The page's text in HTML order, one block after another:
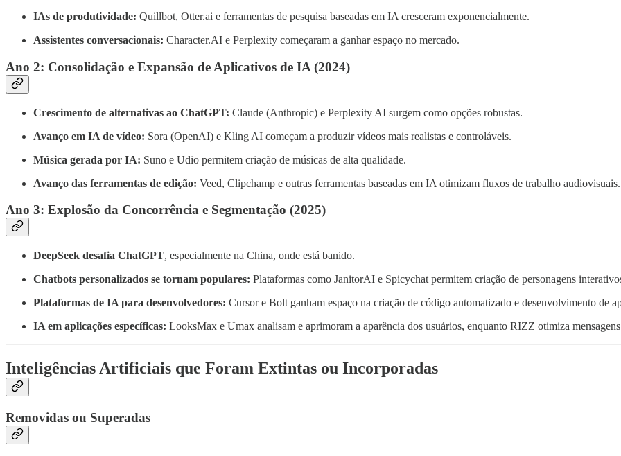
IAs de produtividade: Quillbot, Otter.ai e ferramentas de pesquisa baseadas em IA cresceram exponencialmente.
Assistentes conversacionais: Character.AI e Perplexity começaram a ganhar espaço no mercado.
Ano 2: Consolidação e Expansão de Aplicativos de IA (2024)
Crescimento de alternativas ao ChatGPT: Claude (Anthropic) e Perplexity AI surgem como opções robustas.
Avanço em IA de vídeo: Sora (OpenAI) e Kling AI começam a produzir vídeos mais realistas e controláveis.
Música gerada por IA: Suno e Udio permitem criação de músicas de alta qualidade.
Avanço das ferramentas de edição: Veed, Clipchamp e outras ferramentas baseadas em IA otimizam fluxos de trabalho audiovisuais.
Ano 3: Explosão da Concorrência e Segmentação (2025)
DeepSeek desafia ChatGPT, especialmente na China, onde está banido.
Chatbots personalizados se tornam populares: Plataformas como JanitorAI e Spicychat permitem criação de personagens
Plataformas de IA para desenvolvedores: Cursor e Bolt ganham espaço na criação de código automatizado e desenvolvimento de
IA em aplicações específicas: LooksMax e Umax analisam e aprimoram a aparência dos usuários, enquanto RIZZ otimiza
Inteligências Artificiais que Foram Extintas ou Incorporadas
Removidas ou Superadas